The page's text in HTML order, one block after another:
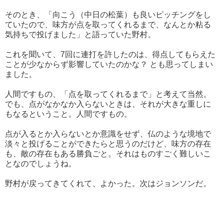
そのとき、「向こう（中日の松葉）も良いピッチングをし
ていたので、味方が点を取ってくれるまで、なんとか粘る
気持ちで投げました」と語っていた野村。
これを聞いて、7回に連打を許したのは、得点してもらえた
ことが少なからず影響していたのかな？ とも思ってしまい
ました。
人間ですもの、「点を取ってくれるまで」と考えて当然。
でも、点がなかなか入らないときは、それが大きな重しに
もなるということ。人間ですもの。
点が入るとか入らないとか意識をせず、仏のような境地で
淡々と投げることができたらと思うのだけど、味方の存在
も、敵の存在もある勝負ごと。それはものすごく難しいこ
となのでしょうね。
野村が戻ってきてくれて、よかった。次はジョンソンだ。